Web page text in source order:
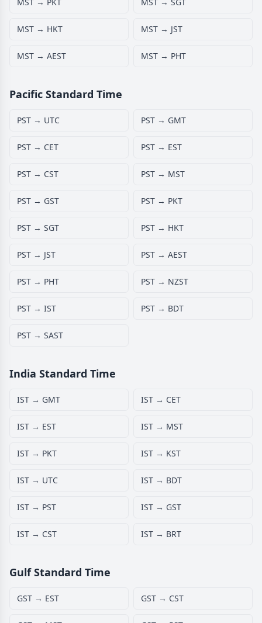
MST → HKT MST → JST
MST → AEST MST → PHT
Pacific Standard Time
PST → UTC PST → GMT
PST → CET PST → EST
PST → CST PST → MST
PST → GST PST → PKT
PST → SGT PST → HKT
PST → JST PST → AEST
PST → PHT PST → NZST
PST → IST PST → BDT
PST → SAST
India Standard Time
IST → GMT IST → CET
IST → EST IST → MST
IST → PKT IST → KST
IST → UTC IST → BDT
IST → PST IST → GST
IST → CST IST → BRT
Gulf Standard Time
GST → EST GST → CST